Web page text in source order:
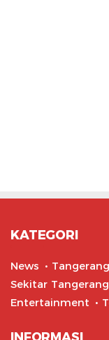
KATEGORI
News
Sekitar Tangerang
Entertainment